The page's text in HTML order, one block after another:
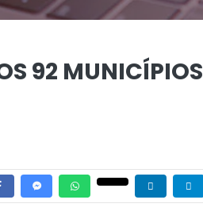
92 MUNICÍPIOS